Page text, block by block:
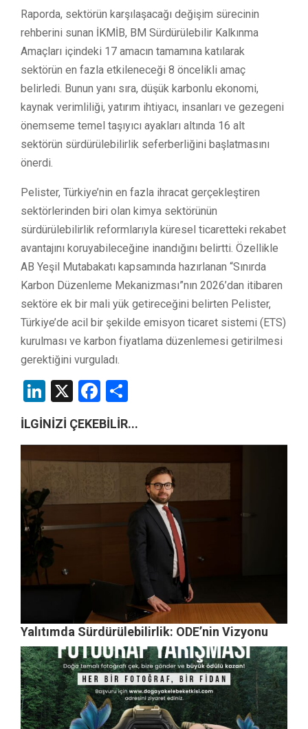
Raporda, sektörün karşılaşacağı değişim sürecinin
rehberini sunan İKMİB, BM Sürdürülebilir Kalkınma
Amaçları içindeki 17 amacın tamamına katılarak
sektörün en fazla etkileneceği 8 öncelikli amaç
belirledi. Bunun yanı sıra, düşük karbonlu ekonomi,
kaynak verimliliği, yatırım ihtiyacı, insanları ve gezegeni
önemseme temel taşıyıcı ayakları altında 16 alt
sektörün sürdürülebilirlik seferberliğini başlatmasını
önerdi.
Pelister, Türkiye’nin en fazla ihracat gerçekleştiren
sektörlerinden biri olan kimya sektörünün
sürdürülebilirlik reformlarıyla küresel ticaretteki rekabet
avantajını koruyabileceğine inandığını belirtti. Özellikle
AB Yeşil Mutabakatı kapsamında hazırlanan “Sınırda
Karbon Düzenleme Mekanizması”nın 2026’dan itibaren
sektöre ek bir mali yük getireceğini belirten Pelister,
Türkiye’de acil bir şekilde emisyon ticaret sistemi (ETS)
kurulması ve karbon fiyatlama düzenlemesi getirilmesi
gerektiğini vurguladı.
LinkedIn
X Facebook
İLGİNİZİ ÇEKEBİLİR...
Yalıtımda Sürdürülebilirlik: ODE’nin Vizyonu